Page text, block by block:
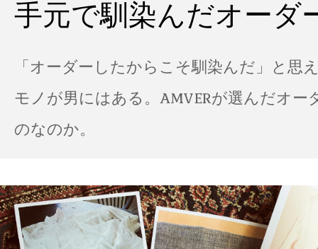
手元で馴染んだオーダ
「オーダーしたからこそ馴染んだ」と思
モノが男にはある。AMVERが選んだオー
のなのか。